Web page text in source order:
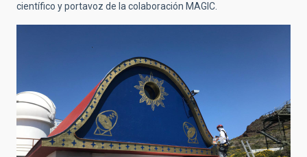
científico y portavoz de la colaboración MAGIC.